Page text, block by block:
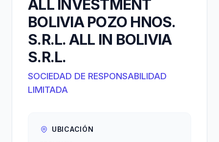
ALL INVESTMENT
BOLIVIA POZO HNOS.
S.R.L. ALL IN BOLIVIA
S.R.L.
SOCIEDAD DE RESPONSABILIDAD
LIMITADA
UBICACIÓN